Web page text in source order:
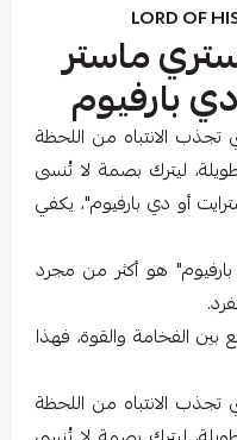
LORD OF
ماستر
بارفيوم
تجذب الانتباه من اللحظة
ليترك بصمة لا تُنسى
أو دي بارفيوم"، يكفي
هو أكثر من مجرد
الفخامة والقوة، فهذا
تجذب الانتباه من اللحظة